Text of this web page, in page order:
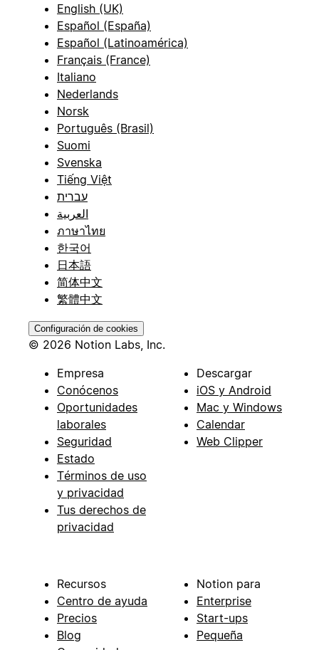
English (UK)
Español (España)
Español (Latinoamérica)
Français (France)
Italiano
Nederlands
Norsk
Português (Brasil)
Suomi
Svenska
Tiếng Việt
עברית
العربية
ภาษาไทย
한국어
日本語
简体中文
繁體中文
Configuración de cookies
© 2026 Notion Labs, Inc.
Empresa
Conócenos
Oportunidades
laborales
Seguridad
Estado
Términos de uso
y privacidad
Tus derechos de
privacidad
Descargar
iOS y Android
Mac y Windows
Calendar
Web Clipper
Recursos
Centro de ayuda
Precios
Blog
Notion para
Enterprise
Start-ups
Pequeña